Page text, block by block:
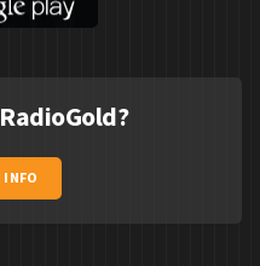
INFO